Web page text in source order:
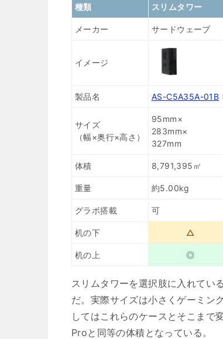
種類 スリムタワー
メーカー サードウェーブ
イメージ
製品名 AS-C5A35A-01B
サイズ
（幅×奥行×高さ）
95mm×
283mm×
327mm
体積 8,791,395㎥
重量 約5.00kg
グラボ搭載 可
机の下 △
机の上 ◎
スリムタワーを選択肢に入れている
だ。実際サイズは小さくゲーミン
してはこれらのケースとそこまで
Proと同等の体積となっている。